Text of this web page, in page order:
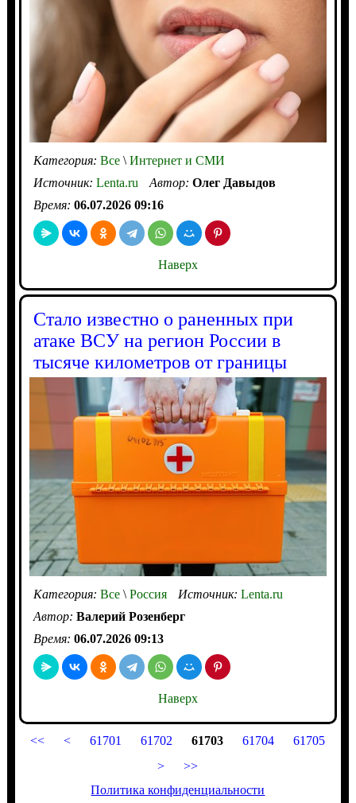
Категория: Все\Интернет и СМИ
Источник: Lenta.ru Автор: Олег Давыдов
Время: 06.07.2026 09:16
Наверх
Стало известно о раненных при
атаке ВСУ на регион России в
тысяче километров от границы
Категория: Все\Россия Источник: Lenta.ru
Автор: Валерий Розенберг
Время: 06.07.2026 09:13
Наверх
<< < 61701 61702 61703 61704
61705
>
>>
Политика конфиденциальности